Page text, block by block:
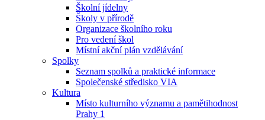
Školní jídelny
Školy v přírodě
Organizace školního roku
Pro vedení škol
Místní akční plán vzdělávání
Spolky
Seznam spolků a praktické informace
Společenské středisko VIA
Kultura
Místo kulturního významu a pamětihodnost
Prahy 1